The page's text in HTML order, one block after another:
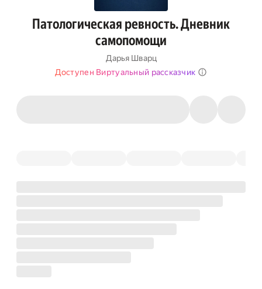
Патологическая ревность. Дневник
самопомощи
Дарья Шварц
Доступен Виртуальный рассказчик